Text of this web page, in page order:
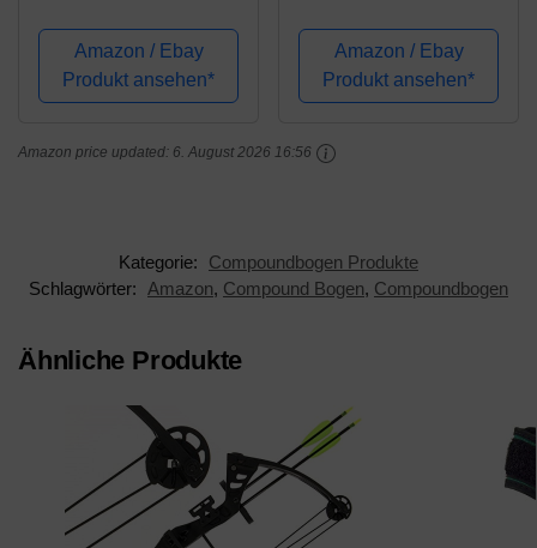
km/h High-End-Bogen
inkl. 4 Carbon Pfeilen
Amazon / Ebay
Produkt ansehen*
Jagdpfeil,28inch, für
Recurve Bogen
Compoundbögen
St (Spine 300, 28inch)
Amazon / Ebay
Produkt ansehen*
Amazon price updated: 6. August 2026 16:56
Kategorie:
Compoundbogen Produkte
Schlagwörter:
Amazon, Compound Bogen, Compoundbogen
Ähnliche Produkte